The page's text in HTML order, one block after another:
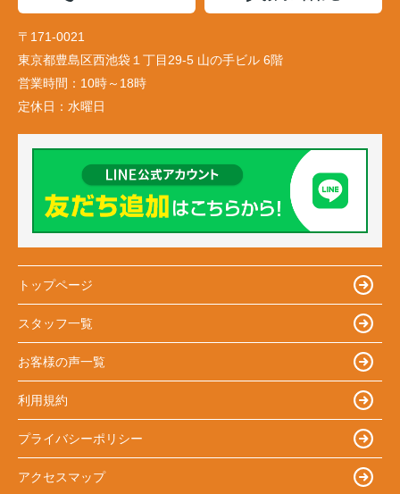
〒171-0021
東京都豊島区西池袋１丁目29-5 山の手ビル 6階
営業時間： 10時～18時
定休日： 水曜日
トップページ
スタッフ一覧
お客様の声一覧
利用規約
プライバシーポリシー
アクセスマップ